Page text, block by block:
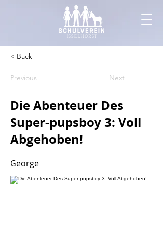
< Back
Previous Next
Die Abenteuer Des
Super-pupsboy 3: Voll
Abgehoben!
George